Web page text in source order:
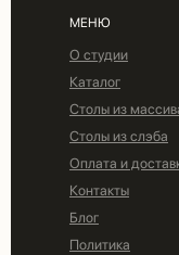
МЕНЮ
О студии
Каталог
Столы из
Столы из слэба
Оплата и
Контакты
Блог
Политика